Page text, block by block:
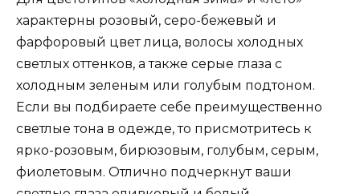
характерны розовый, серо-бежевый и
фарфоровый цвет лица, волосы холодных
светлых оттенков, а также серые глаза с
холодным зеленым или голубым подтоном.
Если вы подбираете себе преимущественно
светлые тона в одежде, то присмотритесь к
ярко-розовым, бирюзовым, голубым, серым,
фиолетовым. Отлично подчеркнут ваши